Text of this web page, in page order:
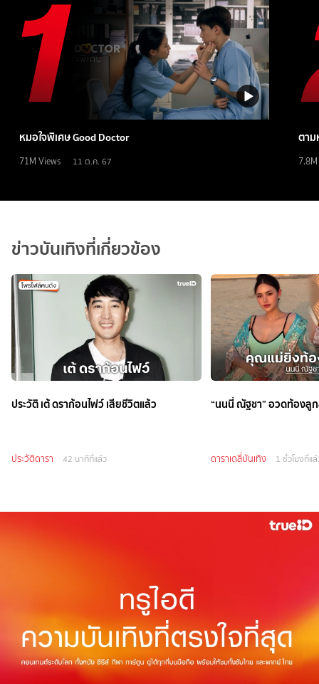
หมอใจพิเศษ Good Doctor
71M Views 11 ต.ค. 67
ตาม
7.8M
ข่าวบันเทิงที่เกี่ยวข้อง
ประวัติ เต้ ดราก้อนไฟว์ เสียชีวิตแล้ว
ประวัติดารา 42 นาทีที่แล้ว
“นนนี่ ณัฐชา” อวดท้องลู
ดาราเดลี่บันเทิง 1 ชั่วโมงที่แ